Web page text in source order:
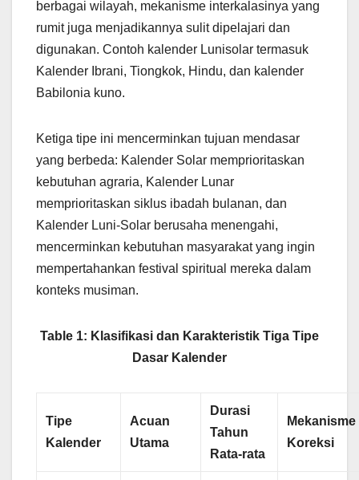
berbagai wilayah, mekanisme interkalasinya yang
rumit juga menjadikannya sulit dipelajari dan
digunakan. Contoh kalender Lunisolar termasuk
Kalender Ibrani, Tiongkok, Hindu, dan kalender
Babilonia kuno.
Ketiga tipe ini mencerminkan tujuan mendasar
yang berbeda: Kalender Solar memprioritaskan
kebutuhan agraria, Kalender Lunar
memprioritaskan siklus ibadah bulanan, dan
Kalender Luni-Solar berusaha menengahi,
mencerminkan kebutuhan masyarakat yang ingin
mempertahankan festival spiritual mereka dalam
konteks musiman.
Table 1: Klasifikasi dan Karakteristik Tiga Tipe
Dasar Kalender
Tipe
Kalender
Acuan
Utama
Durasi
Tahun
Rata-rata
Mekanisme
Koreksi